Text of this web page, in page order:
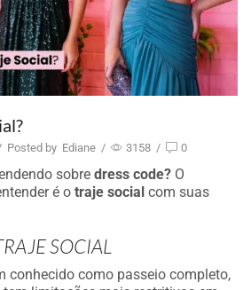
Posted by Ediane / 3158 / 0
sobre dress code? O
é o traje social com suas
SOCIAL
conhecido como passeio completo,